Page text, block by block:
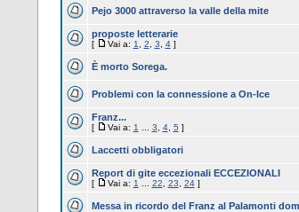
Pejo 3000 attraverso la valle della mite
proposte letterarie
[ Vai a: 1 2 3 4]
È morto Sorega.
Problemi con la connessione a On-Ice
Franz...
[ Vai a: 1 3 4, 5 ]
Laccetti obbligatori
Report di gite eccezionali ECCEZIONALI
[ Vai a: 1 22 23 24]
Messa in ricordo del Franz al Palamonti